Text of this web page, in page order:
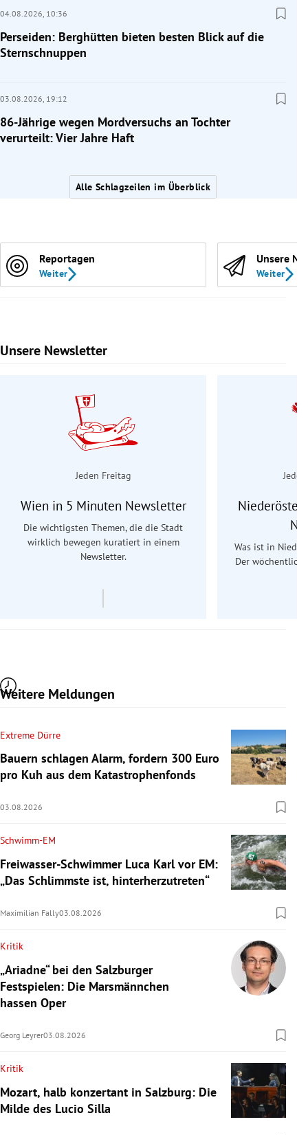
04.08.2026, 10:36
Perseiden: Berghütten bieten besten Blick auf die
Sternschnuppen
03.08.2026, 19:12
86-Jährige wegen Mordversuchs an Tochter
verurteilt: Vier Jahre Haft
Alle Schlagzeilen im Überblick
Reportagen
Weiter
Unsere
Weiter
Unsere Newsletter
Slide 1 von 9
Jeden Freitag
Wien in 5 Minuten Newsletter
Die wichtigsten Themen, die die Stadt
wirklich bewegen kuratiert in einem
Newsletter.
Was ist in
Der
Weitere Meldungen
Extreme Dürre
Bauern schlagen Alarm, fordern 300 Euro
pro Kuh aus dem Katastrophenfonds
03.08.2026
Schwimm-EM
Freiwasser-Schwimmer Luca Karl vor EM:
„Das Schlimmste ist, hinterherzutreten“
Maximilian Fally03.08.2026
Kritik
„Ariadne“ bei den Salzburger
Festspielen: Die Marsmännchen
hassen Oper
Georg Leyrer03.08.2026
Kritik
Mozart, halb konzertant in Salzburg: Die
Milde des Lucio Silla